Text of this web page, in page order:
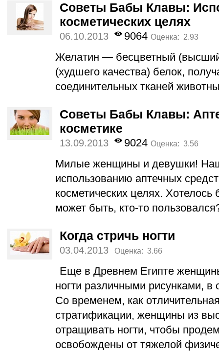
Советы Бабы Клавы:
косметических целях
06.10.2013 9064 Оценка: 2.93
Желатин — бесцветный
(худшего качества) белок,
соединительных тканей
Советы Бабы Клавы:
косметике
13.09.2013 9024 Оценка: 3.56
Милые женщины и девушки!
использованию аптечных
косметических целях.
может быть, кто-то
Когда стричь ногти
03.04.2013 Оценка: 3.66
Еще в Древнем Египте
ногти различными рисунками,
Со временем, как
стратификации, женщины из
отращивать ногти, чтобы
освобождены от тяжелой